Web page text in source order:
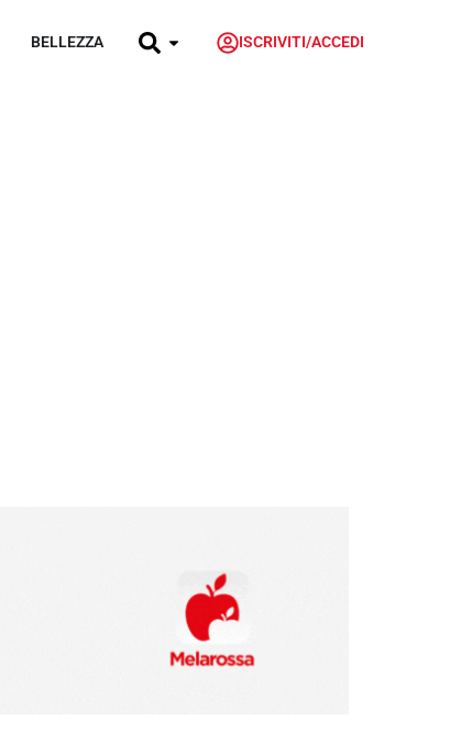
BELLEZZA ISCRIVITI/ACCEDI